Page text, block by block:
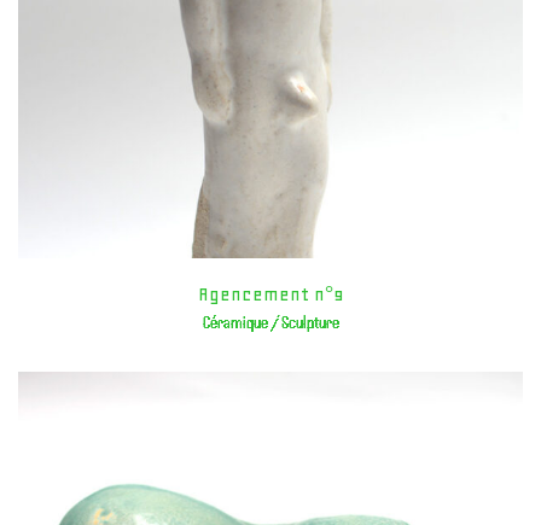
Agencement n°9
Céramique / Sculpture